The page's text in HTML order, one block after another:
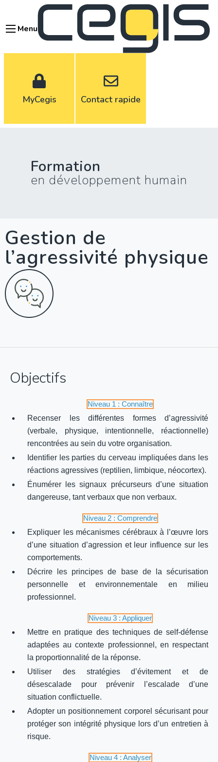
contenuMenu
MyCegis Contact rapide
Formation
en développement humain
Gestion de
l’agressivité physique
Objectifs
Niveau 1 : Connaître
Recenser les différentes formes d’agressivité
(verbale, physique, intentionnelle, réactionnelle)
rencontrées au sein du votre organisation.
Identifier les parties du cerveau impliquées dans les
réactions agressives (reptilien, limbique, néocortex).
Énumérer les signaux précurseurs d’une situation
dangereuse, tant verbaux que non verbaux.
Niveau 2 : Comprendre
Expliquer les mécanismes cérébraux à l’œuvre lors
d’une situation d’agression et leur influence sur les
comportements.
Décrire les principes de base de la sécurisation
personnelle et environnementale en milieu
professionnel.
Niveau 3 : Appliquer
Mettre en pratique des techniques de self-défense
adaptées au contexte professionnel, en respectant
la proportionnalité de la réponse.
Utiliser des stratégies d’évitement et de
désescalade pour prévenir l’escalade d’une
situation conflictuelle.
Adopter un positionnement corporel sécurisant pour
protéger son intégrité physique lors d’un entretien à
risque.
Niveau 4 : Analyser